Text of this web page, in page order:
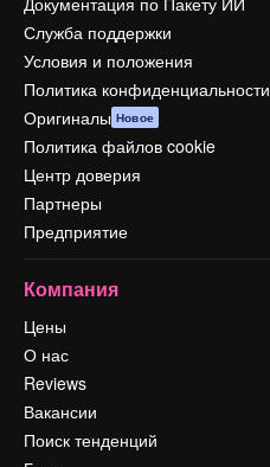
Служба поддержки
Условия и положения
Политика конфиденциальности
Оригиналы Новое
Политика файлов cookie
Центр доверия
Партнеры
Предприятие
Компания
Цены
О нас
Reviews
Вакансии
Поиск тенденций